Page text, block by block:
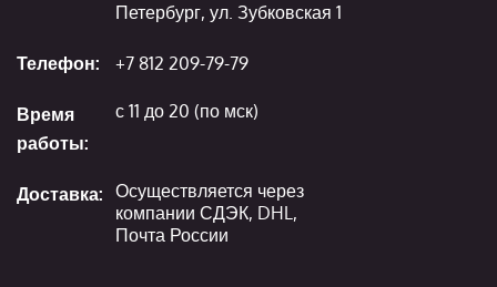
Петербург, ул. Зубковская 1
Телефон: +7 812 209-79-79
Время
работы:
с 11 до 20 (по мск)
Доставка: Осуществляется через
компании СДЭК, DHL,
Почта России